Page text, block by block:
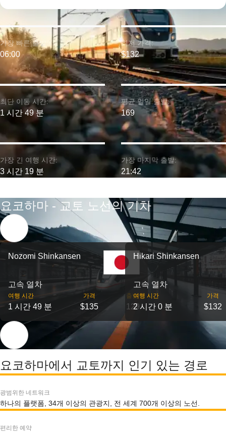
최단 이동 시간:
1 시간 49 분
가장 빠른 출발:
06:00
가장 긴 여행 시간:
3 시간 19 분
최저 가격:
$132
평균 일일 출발:
169
가장 마지막 출발:
21:42
요코하마 - 교토 노선의 기차
Nozomi Shinkansen
고속 열차
여행 시간
1 시간 49 분
가격
$135
출발
129
Hikari Shinkansen
고속 열차
여행 시간
2 시간 0 분
가격
$132
요코하마에서 교토까지 인기 있는 경로
광범위한 네트워크
하나의 플랫폼, 34개 이상의 관광지, 전 세계 700개 이상의 노선.
편리한 예약